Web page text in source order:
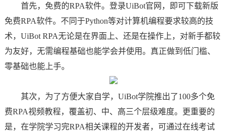
首先，免费的RPA软件。登录UiBot官网，即可下载新版
免费RPA软件。不同于Python等对计算机编程要求较高的技
术，UiBot RPA无论是在界面上、还是在操作上，对新手都较
为友好，无需编程基础也能学会并使用。真正做到低门槛、
零基础也能上手。
其次，为了方便大家自学，UiBot学院推出了100多个免
费RPA视频教程，覆盖初、中、高三个层级难度。更重要的
是，在学院学习完RPA相关课程的开发者，可通过在线考试